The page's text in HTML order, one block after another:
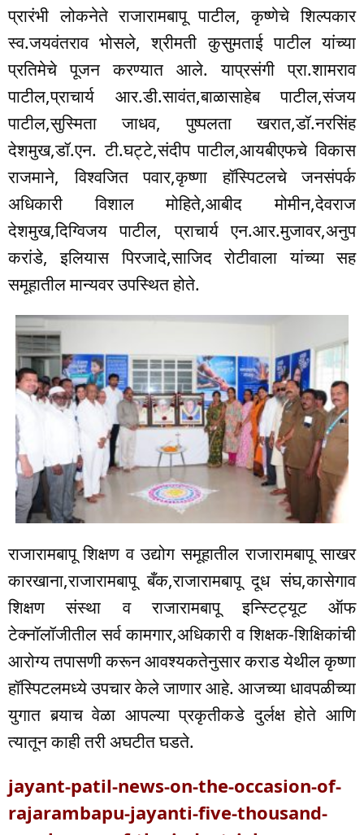
प्रारंभी लोकनेते राजारामबापू पाटील, कृष्णेचे शिल्पकार
स्व.जयवंतराव भोसले, श्रीमती कुसुमताई पाटील यांच्या
प्रतिमेचे पूजन करण्यात आले. याप्रसंगी प्रा.शामराव
पाटील,प्राचार्य आर.डी.सावंत,बाळासाहेब पाटील,संजय
पाटील,सुस्मिता जाधव, पुष्पलता खरात,डॉ.नरसिंह
देशमुख,डॉ.एन. टी.घट्टे,संदीप पाटील,आयबीएफचे विकास
राजमाने, विश्वजित पवार,कृष्णा हॉस्पिटलचे जनसंपर्क
अधिकारी विशाल मोहिते,आबीद मोमीन,देवराज
देशमुख,दिग्विजय पाटील, प्राचार्य एन.आर.मुजावर,अनुप
करांडे, इलियास पिरजादे,साजिद रोटीवाला यांच्या सह
समूहातील मान्यवर उपस्थित होते.
राजारामबापू शिक्षण व उद्योग समूहातील राजारामबापू साखर
कारखाना,राजारामबापू बँक,राजारामबापू दूध संघ,कासेगाव
शिक्षण संस्था व राजारामबापू इन्स्टिट्यूट ऑफ
टेक्नॉलॉजीतील सर्व कामगार,अधिकारी व शिक्षक-शिक्षिकांची
आरोग्य तपासणी करून आवश्यकतेनुसार कराड येथील कृष्णा
हॉस्पिटलमध्ये उपचार केले जाणार आहे. आजच्या धावपळीच्या
युगात बर्‍याच वेळा आपल्या प्रकृतीकडे दुर्लक्ष होते आणि
त्यातून काही तरी अघटीत घडते.
jayant-patil-news-on-the-occasion-of-
rajarambapu-jayanti-five-thousand-